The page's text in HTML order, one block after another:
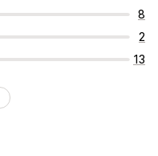
8
2
13